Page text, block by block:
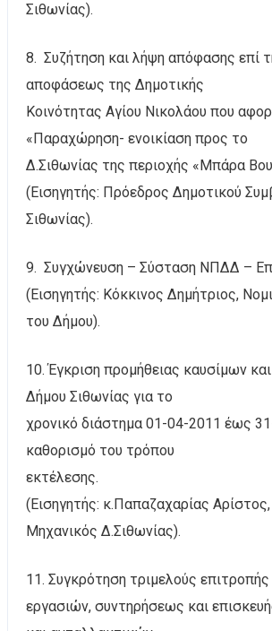
Σιθωνίας).
8. Συζήτηση και λήψη απόφασης επί
αποφάσεως της Δημοτικής
Κοινότητας Αγίου Νικολάου που
«Παραχώρηση- ενοικίαση προς το
Δ.Σιθωνίας της περιοχής «Μπάρα
(Εισηγητής: Πρόεδρος Δημοτικού
Σιθωνίας).
9. Συγχώνευση – Σύσταση ΝΠΔΔ –
(Εισηγητής: Κόκκινος Δημήτριος,
του Δήμου).
10. Έγκριση προμήθειας καυσίμων
Δήμου Σιθωνίας για το
χρονικό διάστημα 01-04-2011 έως
καθορισμό του τρόπου
εκτέλεσης.
(Εισηγητής: κ.Παπαζαχαρίας
Μηχανικός Δ.Σιθωνίας).
11. Συγκρότηση τριμελούς
εργασιών, συντηρήσεως και